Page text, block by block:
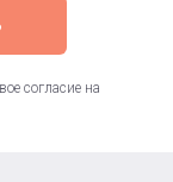
согласие на